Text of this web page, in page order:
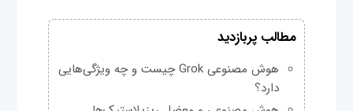
مطالب پربازدید
هوش مصنوعی Grok چیست و چه ویژگی‌هایی
دارد؟